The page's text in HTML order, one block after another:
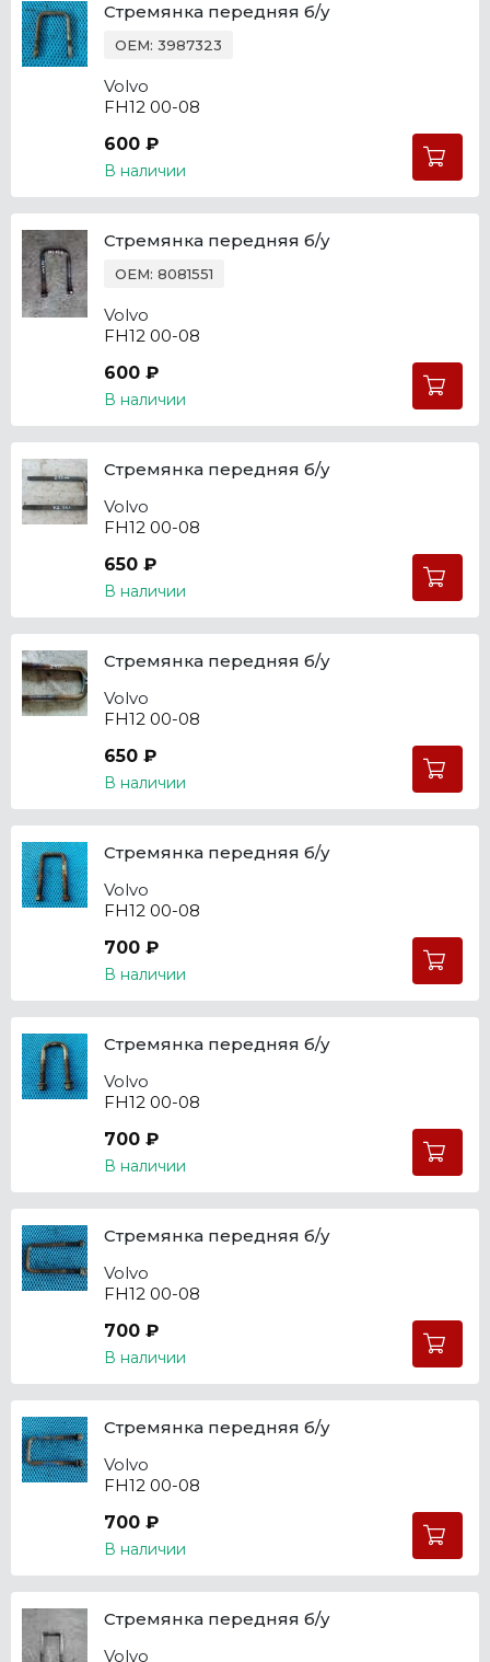
Стремянка передняя б/у
OEM: 3987323
Volvo
FH12 00-08
600 ₽
В наличии
Стремянка передняя б/у
OEM: 8081551
Volvo
FH12 00-08
600 ₽
В наличии
Стремянка передняя б/у
Volvo
FH12 00-08
650 ₽
В наличии
Стремянка передняя б/у
Volvo
FH12 00-08
650 ₽
В наличии
Стремянка передняя б/у
Volvo
FH12 00-08
700 ₽
В наличии
Стремянка передняя б/у
Volvo
FH12 00-08
700 ₽
В наличии
Стремянка передняя б/у
Volvo
FH12 00-08
700 ₽
В наличии
Стремянка передняя б/у
Volvo
FH12 00-08
700 ₽
В наличии
Стремянка передняя б/у
Volvo